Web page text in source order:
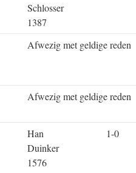
Schlosser
1387
Afwezig met geldige reden
Afwezig met geldige reden
Han
Duinker
1576
1-0